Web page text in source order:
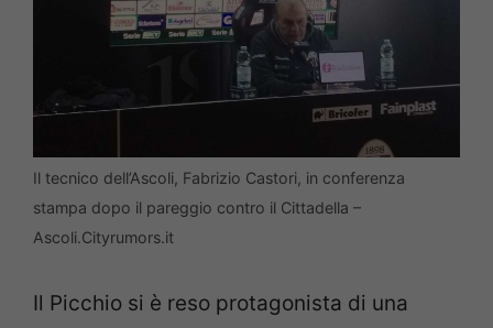
Il tecnico dell’Ascoli, Fabrizio Castori, in conferenza
stampa dopo il pareggio contro il Cittadella –
Ascoli.Cityrumors.it
Il Picchio si è reso protagonista di una